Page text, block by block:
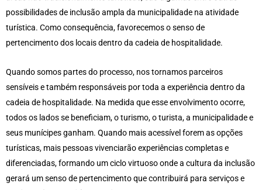
possibilidades de inclusão ampla da municipalidade na atividade
turística. Como consequência, favorecemos o senso de
pertencimento dos locais dentro da cadeia de hospitalidade.
Quando somos partes do processo, nos tornamos parceiros
sensíveis e também responsáveis por toda a experiência dentro da
cadeia de hospitalidade. Na medida que esse envolvimento ocorre,
todos os lados se beneficiam, o turismo, o turista, a municipalidade e
seus munícipes ganham. Quando mais acessível forem as opções
turísticas, mais pessoas vivenciarão experiências completas e
diferenciadas, formando um ciclo virtuoso onde a cultura da inclusão
gerará um senso de pertencimento que contribuirá para serviços e